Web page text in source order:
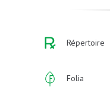
Répertoire
Folia